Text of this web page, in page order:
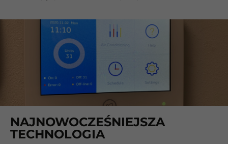
NAJNOWOCZEŚNIEJSZA
TECHNOLOGIA